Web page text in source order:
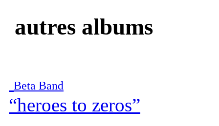
autres albums
Beta Band
“heroes to zeros”